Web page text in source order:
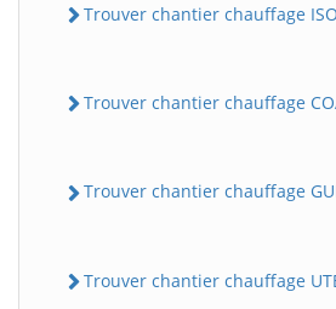
Trouver chantier chauffage
Trouver chantier chauffage
Trouver chantier chauffage
Trouver chantier chauffage